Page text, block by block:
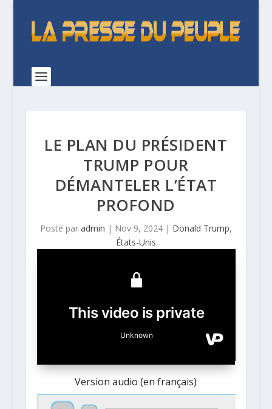
LE PLAN DU PRÉSIDENT
TRUMP POUR
DÉMANTELER L’ÉTAT
PROFOND
Posté par admin | Nov 9, 2024| Donald Trump,
États-Unis
Version audio (en français)